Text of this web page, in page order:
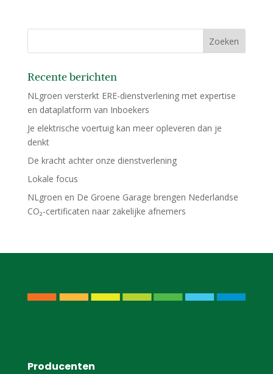
Recente berichten
NLgroen versterkt ERE-dienstverlening met expertise
en dataplatform van Inboekers
Je elektrische voertuig kan meer opleveren dan je
denkt
De kracht achter onze dienstverlening
Lokale focus
NLgroen en De Groene Garage brengen Nederlandse
CO₂-certificaten naar zakelijke afnemers
Producenten